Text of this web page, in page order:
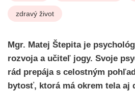
zdravý život
Mgr. Matej Štepita je
rozvoja a učiteľ jogy. Svoje
rád prepája s celostným
bytosť, ktorá má okrem tela aj